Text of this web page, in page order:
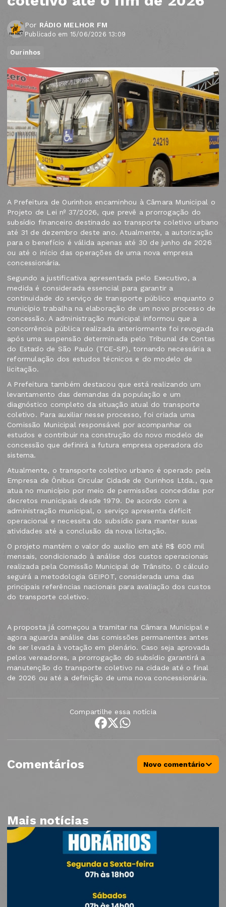
Por RÁDIO MELHOR FM
Publicado em 15/06/2026 13:09
Ourinhos
A Prefeitura de Ourinhos encaminhou à Câmara Municipal o
Projeto de Lei nº 37/2026, que prevê a prorrogação do
subsídio financeiro destinado ao transporte coletivo urbano
até 31 de dezembro deste ano. Atualmente, a autorização
para o benefício é válida apenas até 30 de junho de 2026
ou até o início das operações de uma nova empresa
concessionária.
Segundo a justificativa apresentada pelo Executivo, a
medida é considerada essencial para garantir a
continuidade do serviço de transporte público enquanto o
município trabalha na elaboração de um novo processo de
concessão. A administração municipal informou que a
concorrência pública realizada anteriormente foi revogada
após uma suspensão determinada pelo Tribunal de Contas
do Estado de São Paulo (TCE-SP), tornando necessária a
reformulação dos estudos técnicos e do modelo de
licitação.
A Prefeitura também destacou que está realizando um
levantamento das demandas da população e um
diagnóstico completo da situação atual do transporte
coletivo. Para auxiliar nesse processo, foi criada uma
Comissão Municipal responsável por acompanhar os
estudos e contribuir na construção do novo modelo de
concessão que definirá a futura empresa operadora do
sistema.
Atualmente, o transporte coletivo urbano é operado pela
Empresa de Ônibus Circular Cidade de Ourinhos Ltda., que
atua no município por meio de permissões concedidas por
decretos municipais desde 1979. De acordo com a
administração municipal, o serviço apresenta déficit
operacional e necessita do subsídio para manter suas
atividades até a conclusão da nova licitação.
O projeto mantém o valor do auxílio em até R$ 600 mil
mensais, condicionado à análise dos custos operacionais
realizada pela Comissão Municipal de Trânsito. O cálculo
seguirá a metodologia GEIPOT, considerada uma das
principais referências nacionais para avaliação dos custos
do transporte coletivo.
A proposta já começou a tramitar na Câmara Municipal e
agora aguarda análise das comissões permanentes antes
de ser levada à votação em plenário. Caso seja aprovada
pelos vereadores, a prorrogação do subsídio garantirá a
manutenção do transporte coletivo na cidade até o final
de 2026 ou até a definição de uma nova concessionária.
Compartilhe essa notícia
Comentários Novo comentário
Mais notícias